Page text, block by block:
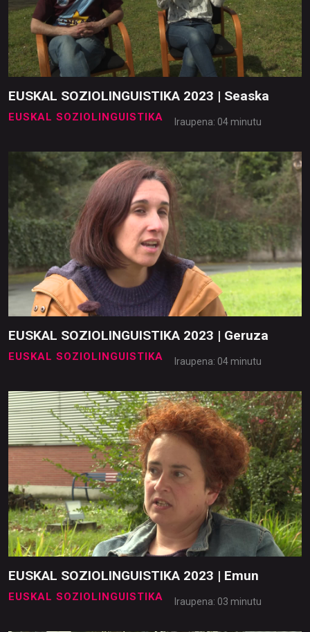
EUSKAL SOZIOLINGUISTIKA 2023 | Seaska
EUSKAL SOZIOLINGUISTIKA Iraupena: 04 minutu
EUSKAL SOZIOLINGUISTIKA 2023 | Geruza
EUSKAL SOZIOLINGUISTIKA Iraupena: 04 minutu
EUSKAL SOZIOLINGUISTIKA 2023 | Emun
EUSKAL SOZIOLINGUISTIKA Iraupena: 03 minutu